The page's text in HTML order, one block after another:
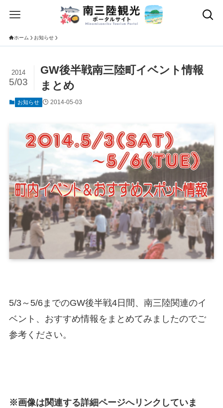
ホーム お知らせ
GW後半戦南三陸町イベント情報
まとめ
2014
5/03
お知らせ 2014-05-03
5/3～5/6までのGW後半戦4日間、南三陸関連のイ
ベント、おすすめ情報をまとめてみましたのでご
参考ください。
※画像は関連する詳細ページへリンクしていま